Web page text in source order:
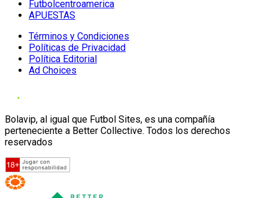
Futbolcentroamerica
APUESTAS
Términos y Condiciones
Políticas de Privacidad
Política Editorial
Ad Choices
Bolavip, al igual que Futbol Sites, es una compañía
perteneciente a Better Collective. Todos los derechos
reservados